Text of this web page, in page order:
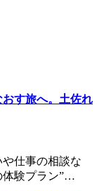
す旅へ。土佐れ
仕事の相談な
体験プラン”…